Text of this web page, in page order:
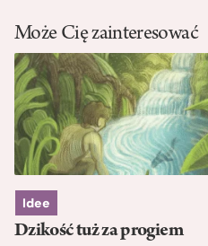
Może Cię zainteresować
Idee
Dzikość tuż za progiem